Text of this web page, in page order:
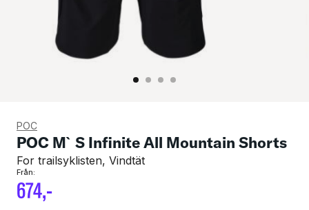
POC
POC M`S Infinite All Mountain Shorts
For trailsyklisten, Vindtät
674,-
Från: